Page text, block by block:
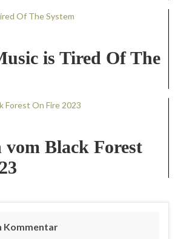
is Tired Of The
Black Forest
Kommentar